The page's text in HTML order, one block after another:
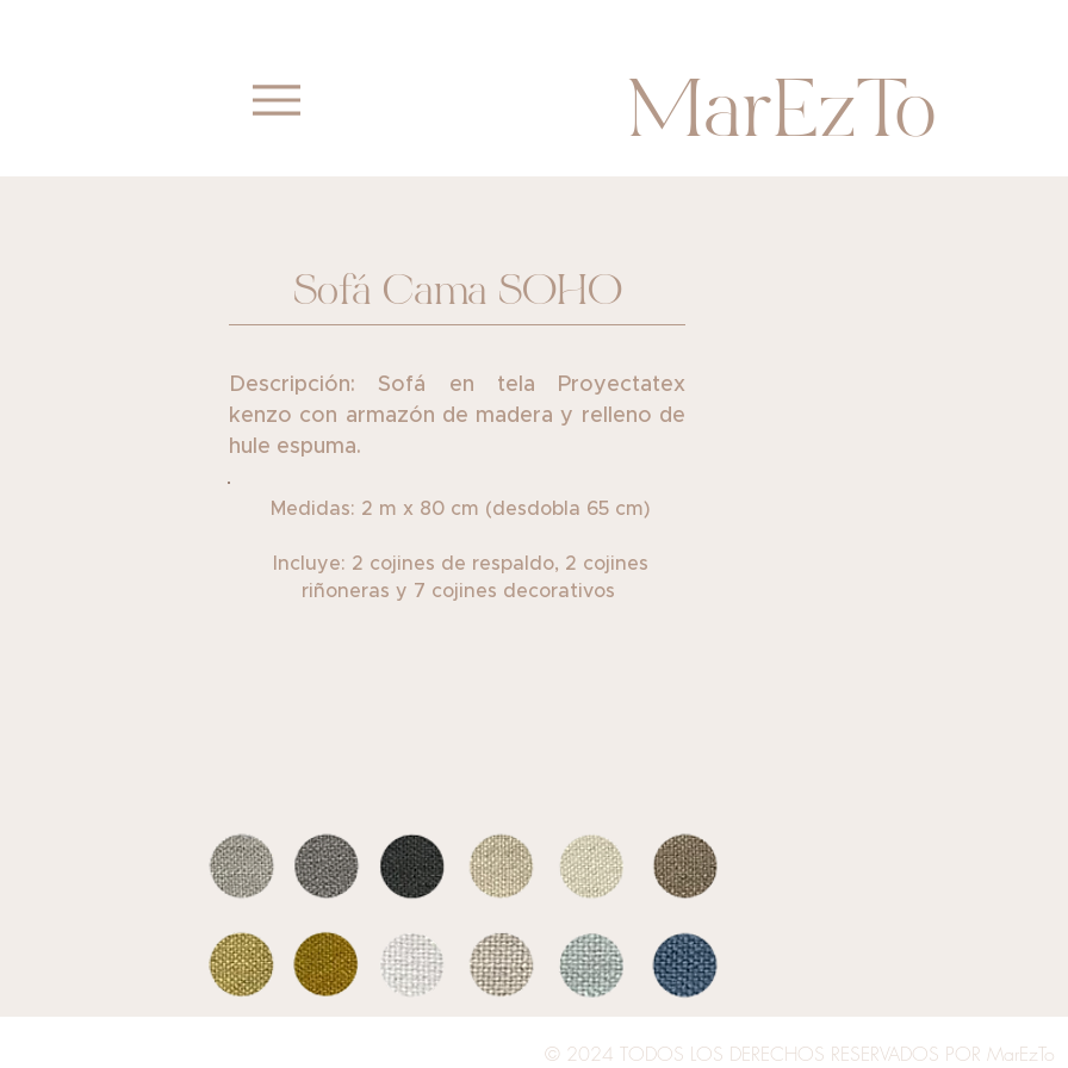
MarEzTo
Sofá Cama ​SOHO
Descripción: Sofá en tela Proyectatex
kenzo con ​armazón de madera y relleno de
hule espuma.
Medidas: 2 m x 80 cm (desdobla 65 cm)
Incluye: 2 cojines de respaldo, 2 cojines
riñoneras ​y 7 cojines decorativos ​
© 2024 TODOS LOS DERECHOS RESERVADOS POR MarEzTo